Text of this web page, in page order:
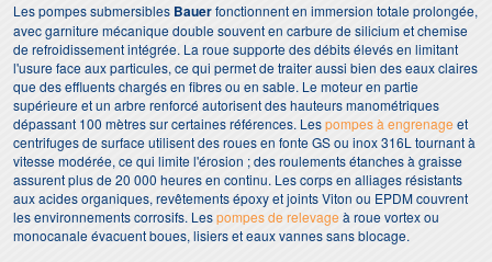
Les pompes submersibles Bauerfonctionnent en immersion totale prolongée,
avec garniture mécanique double souvent en carbure de silicium et chemise
de refroidissement intégrée. La roue supporte des débits élevés en limitant
l'usure face aux particules, ce qui permet de traiter aussi bien des eaux claires
que des effluents chargés en fibres ou en sable. Le moteur en partie
supérieure et un arbre renforcé autorisent des hauteurs manométriques
dépassant 100 mètres sur certaines références. Lespompes à engrenage et
centrifuges de surface utilisent des roues en fonte GS ou inox 316L tournant à
vitesse modérée, ce qui limite l'érosion ; des roulements étanches à graisse
assurent plus de 20 000 heures en continu. Les corps en alliages résistants
aux acides organiques, revêtements époxy et joints Viton ou EPDM couvrent
les environnements corrosifs. Lespompes de relevage à roue vortex ou
monocanale évacuent boues, lisiers et eaux vannes sans blocage.